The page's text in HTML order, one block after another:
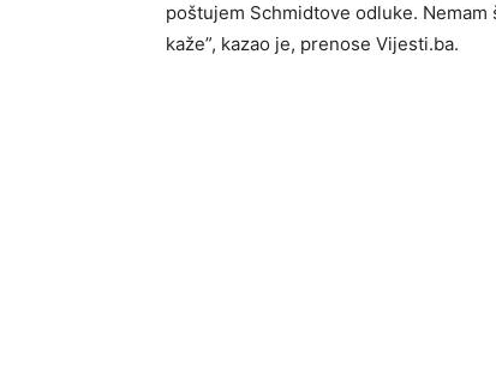
poštujem Schmidtove odluke. Nemam
kaže”, kazao je, prenose Vijesti.ba.